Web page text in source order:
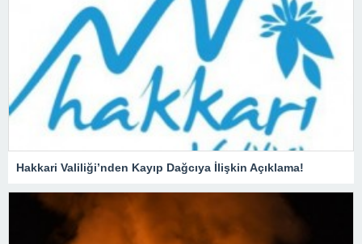
Hakkari Valiliği’nden Kayıp Dağcıya İlişkin Açıklama!